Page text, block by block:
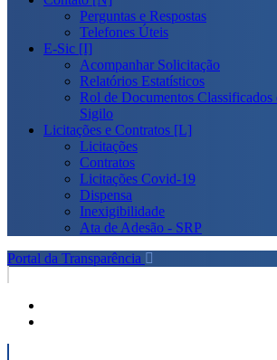
Perguntas e Respostas
Telefones Úteis
E-Sic [I]
Acompanhar Solicitação
Relatórios Estatísticos
Rol de Documentos Classificados
Sigilo
Licitações e Contratos [L]
Licitações
Contratos
Licitações Covid-19
Dispensa
Inexigibilidade
Ata de Adesão - SRP
Portal da Transparência